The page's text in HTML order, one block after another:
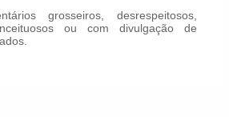
grosseiros, desrespeitosos,
ou com divulgação de